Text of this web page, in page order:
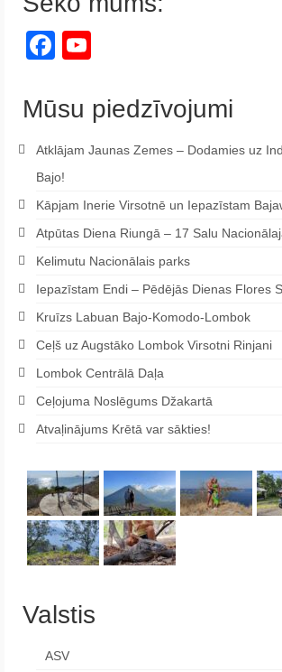
Facebook
Mūsu piedzīvojumi
Atklājam Jaunas Zemes – Dodamies uz
Bajo!
Kāpjam Inerie Virsotnē un Iepazīstam
Atpūtas Diena Riungā – 17 Salu
Kelimutu Nacionālais parks
Iepazīstam Endi – Pēdējās Dienas Flores
Kruīzs Labuan Bajo-Komodo-Lombok
Ceļš uz Augstāko Lombok Virsotni Rinjani
Lombok Centrālā Daļa
Ceļojuma Noslēgums Džakartā
Atvaļinājums Krētā var sākties!
Valstis
ASV